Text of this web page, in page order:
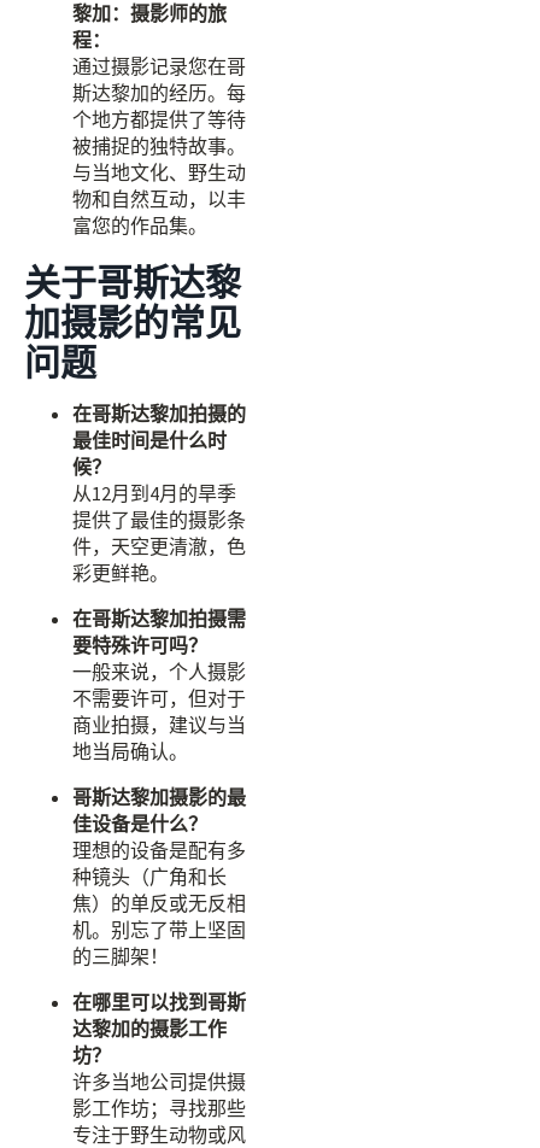
黎加：摄影师的旅
程：
通过摄影记录您在哥
斯达黎加的经历。每
个地方都提供了等待
被捕捉的独特故事。
与当地文化、野生动
物和自然互动，以丰
富您的作品集。
关于哥斯达黎
加摄影的常见
问题
在哥斯达黎加拍摄的
最佳时间是什么时
候？
从12月到4月的旱季
提供了最佳的摄影条
件，天空更清澈，色
彩更鲜艳。
在哥斯达黎加拍摄需
要特殊许可吗？
一般来说，个人摄影
不需要许可，但对于
商业拍摄，建议与当
地当局确认。
哥斯达黎加摄影的最
佳设备是什么？
理想的设备是配有多
种镜头（广角和长
焦）的单反或无反相
机。别忘了带上坚固
的三脚架！
在哪里可以找到哥斯
达黎加的摄影工作
坊？
许多当地公司提供摄
影工作坊；寻找那些
专注于野生动物或风